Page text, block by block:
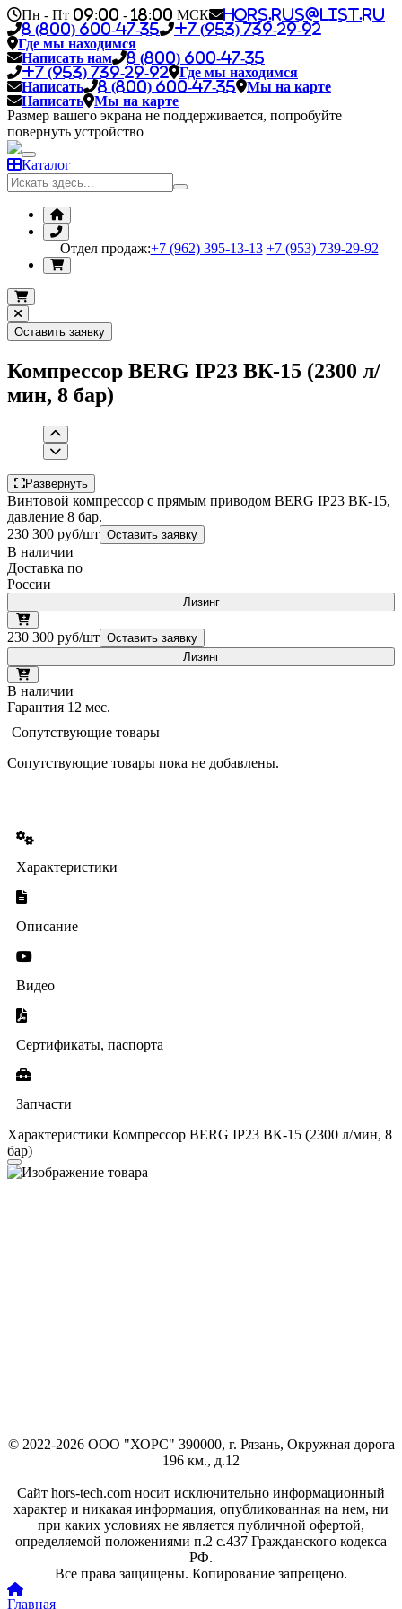
Пн - Пт 09:00 - 18:00 МСК
hors.rus@list.ru
8 (800) 600-47-35
+7 (953) 739-29-92
Где мы находимся
Написать нам
8 (800) 600-47-35
+7 (953) 739-29-92
Где мы находимся
Написать
8 (800) 600-47-35
Мы на карте
Написать
Мы на карте
Размер вашего экрана не поддерживается, попробуйте
повернуть устройство
Каталог
Отдел продаж:+7 (962) 395-13-13 +7 (953) 739-29-92
Оставить заявку
Компрессор BERG IP23 ВК-15 (2300 л/
мин, 8 бар)
Развернуть
Винтовой компрессор с прямым приводом BERG IP23 ВК-15,
давление 8 бар.
230 300 руб/шт Оставить заявку
В наличии
Доставка по
России
Лизинг
230 300 руб/шт Оставить заявку
Лизинг
В наличии
Гарантия 12 мес.
Сопутствующие товары
Сопутствующие товары пока не добавлены.
Характеристики
Описание
Видео
Сертификаты, паспорта
Запчасти
Характеристики Компрессор BERG IP23 ВК-15 (2300 л/мин, 8
бар)
© 2022-2026 ООО "ХОРС" 390000, г. Рязань, Окружная дорога
196 км., д.12
Сайт hors-tech.com носит исключительно информационный
характер и никакая информация, опубликованная на нем, ни
при каких условиях не является публичной офертой,
определяемой положениями п.2 с.437 Гражданского кодекса
РФ.
Все права защищены. Копирование запрещено.
Главная